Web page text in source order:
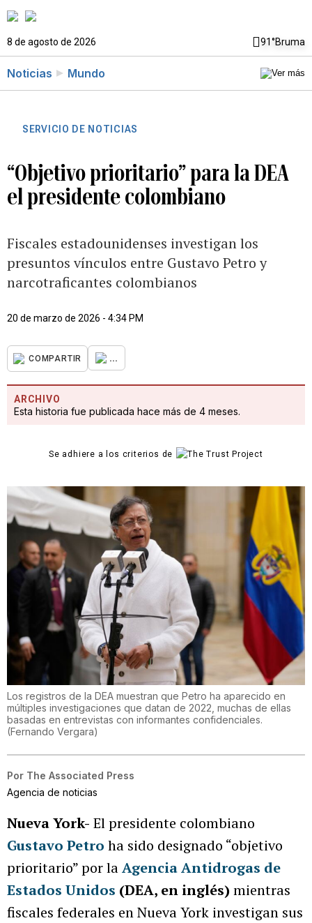
8 de agosto de 2026 91°Bruma
Noticias Mundo
SERVICIO DE NOTICIAS
“Objetivo prioritario” para la DEA
el presidente colombiano
Fiscales estadounidenses investigan los
presuntos vínculos entre Gustavo Petro y
narcotraficantes colombianos
20 de marzo de 2026 - 4:34 PM
COMPARTIR ...
ARCHIVO
Esta historia fue publicada hace más de 4 meses.
Se adhiere a los criterios de
Los registros de la DEA muestran que Petro ha aparecido en
múltiples investigaciones que datan de 2022, muchas de ellas
basadas en entrevistas con informantes confidenciales.
(Fernando Vergara)
Por The Associated Press
Agencia de noticias
Nueva York- El presidente colombiano
Gustavo Petro ha sido designado “objetivo
prioritario” por laAgencia Antidrogas de
Estados Unidos (DEA, en inglés) mientras
fiscales federales en Nueva York investigan sus